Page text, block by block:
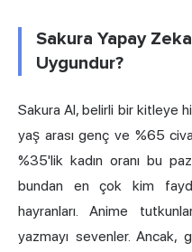
Sakura Yapay
Uygundur?
Sakura AI, belirli bir kitleye
yaş arası genç ve %65
%35'lik kadın oranı bu
bundan en çok kim
hayranları. Anime
yazmayı sevenler. Ancak,